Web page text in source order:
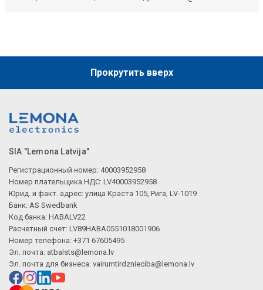
Прокрутить вверх
SIA "Lemona Latvija"
Регистрационный номер: 40003952958
Номер плательщика НДС: LV40003952958
Юрид. и факт. адрес: улица Краста 105, Рига, LV-1019
Банк: AS Swedbank
Код банка: HABALV22
Расчетный счет: LV89HABA0551018001906
Номер телефона: +371 67605495
Эл. почта: atbalsts@lemona.lv
Эл. почта для бизнеса: vairumtirdznieciba@lemona.lv